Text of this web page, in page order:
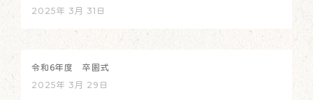
2025年 3月 31日
令和6年度 卒園式
2025年 3月 29日